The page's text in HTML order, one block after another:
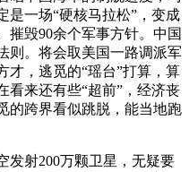
是一场“硬核马拉松”，变成
摧毁90余个军事方针。中国
则。将会取美国一路调派军
才，逃觅的“瑶台”打算，算
看来还有些“超前”，经济丧
的跨界看似跳脱，能当地跑
射200万颗卫星，无疑要